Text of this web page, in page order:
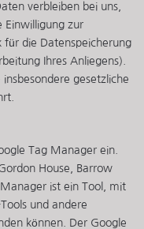
verbleiben bei uns,
Einwilligung zur
die Datenspeicherung
Ihres Anliegens).
gesetzliche
Tag Manager ein.
House, Barrow
ist ein Tool, mit
und andere
können. Der Google